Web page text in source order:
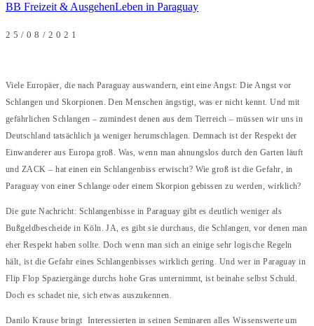
BB Freizeit & AusgehenLeben in Paraguay
25/08/2021
Viele Europäer, die nach Paraguay auswandern, eint eine Angst: Die Angst vor
Schlangen und Skorpionen. Den Menschen ängstigt, was er nicht kennt. Und mit
gefährlichen Schlangen – zumindest denen aus dem Tierreich – müssen wir uns in
Deutschland tatsächlich ja weniger herumschlagen. Demnach ist der Respekt der
Einwanderer aus Europa groß. Was, wenn man ahnungslos durch den Garten läuft
und ZACK – hat einen ein Schlangenbiss erwischt? Wie groß ist die Gefahr, in
Paraguay von einer Schlange oder einem Skorpion gebissen zu werden, wirklich?
Die gute Nachricht: Schlangenbisse in Paraguay gibt es deutlich weniger als
Bußgeldbescheide in Köln. JA, es gibt sie durchaus, die Schlangen, vor denen man
eher Respekt haben sollte. Doch wenn man sich an einige sehr logische Regeln
hält, ist die Gefahr eines Schlangenbisses wirklich gering. Und wer in Paraguay in
Flip Flop Spaziergänge durchs hohe Gras unternimmt, ist beinahe selbst Schuld.
Doch es schadet nie, sich etwas auszukennen.
Danilo Krause bringt Interessierten in seinen Seminaren alles Wissenswerte um